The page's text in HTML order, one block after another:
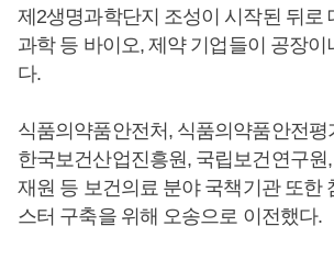
제2생명과학단지 조성이 시작된 뒤로
과학 등 바이오, 제약 기업들이 공장이
다.
식품의약품안전처, 식품의약품안전평
한국보건산업진흥원, 국립보건연구원
재원 등 보건의료 분야 국책기관 또한
스터 구축을 위해 오송으로 이전했다.